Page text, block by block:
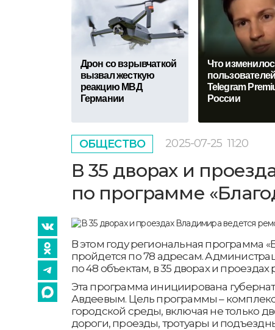
Дрон со взрывчаткой
вызвал жесткую
реакцию МВД
Германии
Что
пользователей
Telegram
России
ОБЩЕСТВО 2025-07-25 11:20
В 35 дворах и
по программе
В этом году региональная программа
пройдется по 78 адресам.
по 48 объектам, в 35 дворах и проездах
Эта программа инициирована
Авдеевым. Цель программы –
городской среды, включая не только
дороги, проезды, тротуары и